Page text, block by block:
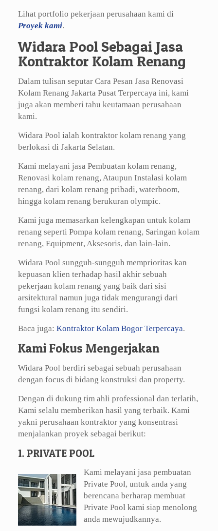
Lihat portfolio pekerjaan perusahaan kami di
Proyek kami.
Widara Pool Sebagai Jasa
Kontraktor Kolam Renang
Dalam tulisan seputar Cara Pesan Jasa Renovasi
Kolam Renang Jakarta Pusat Terpercaya ini, kami
juga akan memberi tahu keutamaan perusahaan
kami.
Widara Pool ialah kontraktor kolam renang yang
berlokasi di Jakarta Selatan.
Kami melayani jasa Pembuatan kolam renang,
Renovasi kolam renang, Ataupun Instalasi kolam
renang, dari kolam renang pribadi, waterboom,
hingga kolam renang berukuran olympic.
Kami juga memasarkan kelengkapan untuk kolam
renang seperti Pompa kolam renang, Saringan kolam
renang, Equipment, Aksesoris, dan lain-lain.
Widara Pool sungguh-sungguh memprioritas kan
kepuasan klien terhadap hasil akhir sebuah
pekerjaan kolam renang yang baik dari sisi
arsitektural namun juga tidak mengurangi dari
fungsi kolam renang itu sendiri.
Baca juga: Kontraktor Kolam Bogor Terpercaya.
Kami Fokus Mengerjakan
Widara Pool berdiri sebagai sebuah perusahaan
dengan focus di bidang konstruksi dan property.
Dengan di dukung tim ahli professional dan terlatih,
Kami selalu memberikan hasil yang terbaik. Kami
yakni perusahaan kontraktor yang konsentrasi
menjalankan proyek sebagai berikut:
1. PRIVATE POOL
Kami melayani jasa pembuatan
Private Pool, untuk anda yang
berencana berharap membuat
Private Pool kami siap menolong
anda mewujudkannya.